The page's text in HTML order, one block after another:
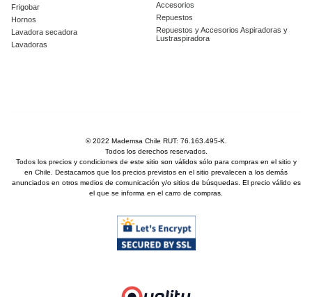
Frigobar
Hornos
Lavadora secadora
Lavadoras
Accesorios
Repuestos
Repuestos y Accesorios Aspiradoras y
Lustraspiradora
© 2022 Mademsa Chile RUT: 76.163.495-K.
Todos los derechos reservados.
Todos los precios y condiciones de este sitio son válidos sólo para compras en el sitio y
en Chile. Destacamos que los precios previstos en el sitio prevalecen a los demás
anunciados en otros medios de comunicación y/o sitios de búsquedas. El precio válido es
el que se informa en el carro de compras.